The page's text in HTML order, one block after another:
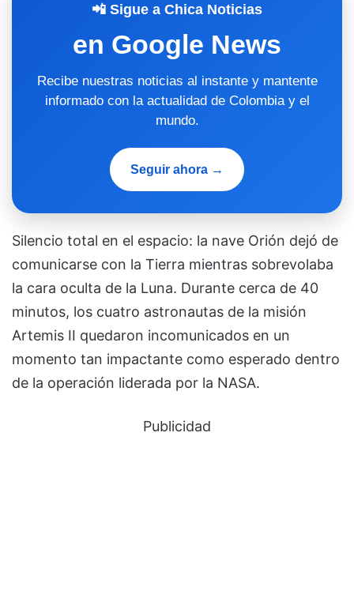
📲 Sigue a Chica Noticias
en Google News
Recibe nuestras noticias al instante y mantente
informado con la actualidad de Colombia y el
mundo.
Seguir ahora →
Silencio total en el espacio: la nave Orión dejó de
comunicarse con la Tierra mientras sobrevolaba
la cara oculta de la Luna. Durante cerca de 40
minutos, los cuatro astronautas de la misión
Artemis II quedaron incomunicados en un
momento tan impactante como esperado dentro
de la operación liderada por la NASA.
Publicidad